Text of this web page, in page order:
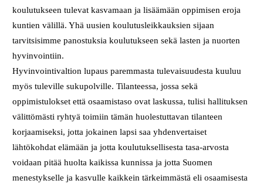
koulutukseen tulevat kasvamaan ja lisäämään oppimisen eroja
kuntien välillä. Yhä uusien koulutusleikkauksien sijaan
tarvitsisimme panostuksia koulutukseen sekä lasten ja nuorten
hyvinvointiin.
Hyvinvointivaltion lupaus paremmasta tulevaisuudesta kuuluu
myös tuleville sukupolville. Tilanteessa, jossa sekä
oppimistulokset että osaamistaso ovat laskussa, tulisi hallituksen
välittömästi ryhtyä toimiin tämän huolestuttavan tilanteen
korjaamiseksi, jotta jokainen lapsi saa yhdenvertaiset
lähtökohdat elämään ja jotta koulutuksellisesta tasa-arvosta
voidaan pitää huolta kaikissa kunnissa ja jotta Suomen
menestykselle ja kasvulle kaikkein tärkeimmästä eli osaamisesta